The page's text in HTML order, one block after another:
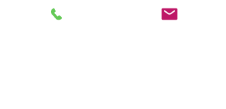
שליחות בחריש
שליחות בקריית ים​
שליחות בבת ים
שליחות בקריית גת